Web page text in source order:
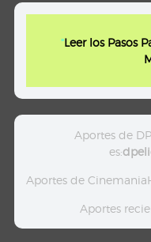
"Leer los Pasos
Aportes de
es:
Aportes de
Aportes